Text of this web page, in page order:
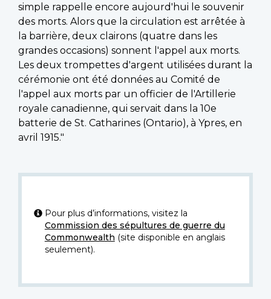
simple rappelle encore aujourd'hui le souvenir
des morts. Alors que la circulation est arrêtée à
la barrière, deux clairons (quatre dans les
grandes occasions) sonnent l'appel aux morts.
Les deux trompettes d'argent utilisées durant la
cérémonie ont été données au Comité de
l'appel aux morts par un officier de l'Artillerie
royale canadienne, qui servait dans la 10e
batterie de St. Catharines (Ontario), à Ypres, en
avril 1915."
Pour plus d’informations, visitez la
Commission des sépultures de guerre du
Commonwealth (site disponible en anglais
seulement).